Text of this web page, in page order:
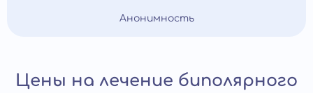
Анонимность
Цены на лечение биполярного